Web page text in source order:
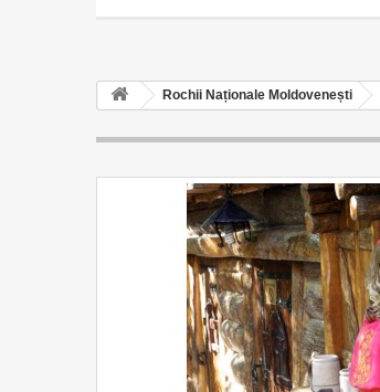
Rochii Naționale Moldovenești